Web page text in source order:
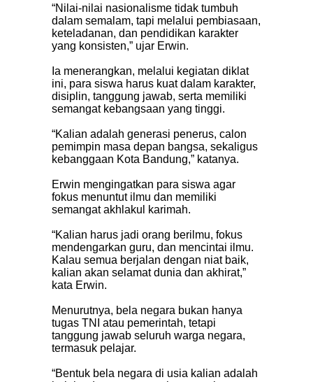
“Nilai-nilai nasionalisme tidak tumbuh
dalam semalam, tapi melalui pembiasaan,
keteladanan, dan pendidikan karakter
yang konsisten,” ujar Erwin.
Ia menerangkan, melalui kegiatan diklat
ini, para siswa harus kuat dalam karakter,
disiplin, tanggung jawab, serta memiliki
semangat kebangsaan yang tinggi.
“Kalian adalah generasi penerus, calon
pemimpin masa depan bangsa, sekaligus
kebanggaan Kota Bandung,” katanya.
Erwin mengingatkan para siswa agar
fokus menuntut ilmu dan memiliki
semangat akhlakul karimah.
“Kalian harus jadi orang berilmu, fokus
mendengarkan guru, dan mencintai ilmu.
Kalau semua berjalan dengan niat baik,
kalian akan selamat dunia dan akhirat,”
kata Erwin.
Menurutnya, bela negara bukan hanya
tugas TNI atau pemerintah, tetapi
tanggung jawab seluruh warga negara,
termasuk pelajar.
“Bentuk bela negara di usia kalian adalah